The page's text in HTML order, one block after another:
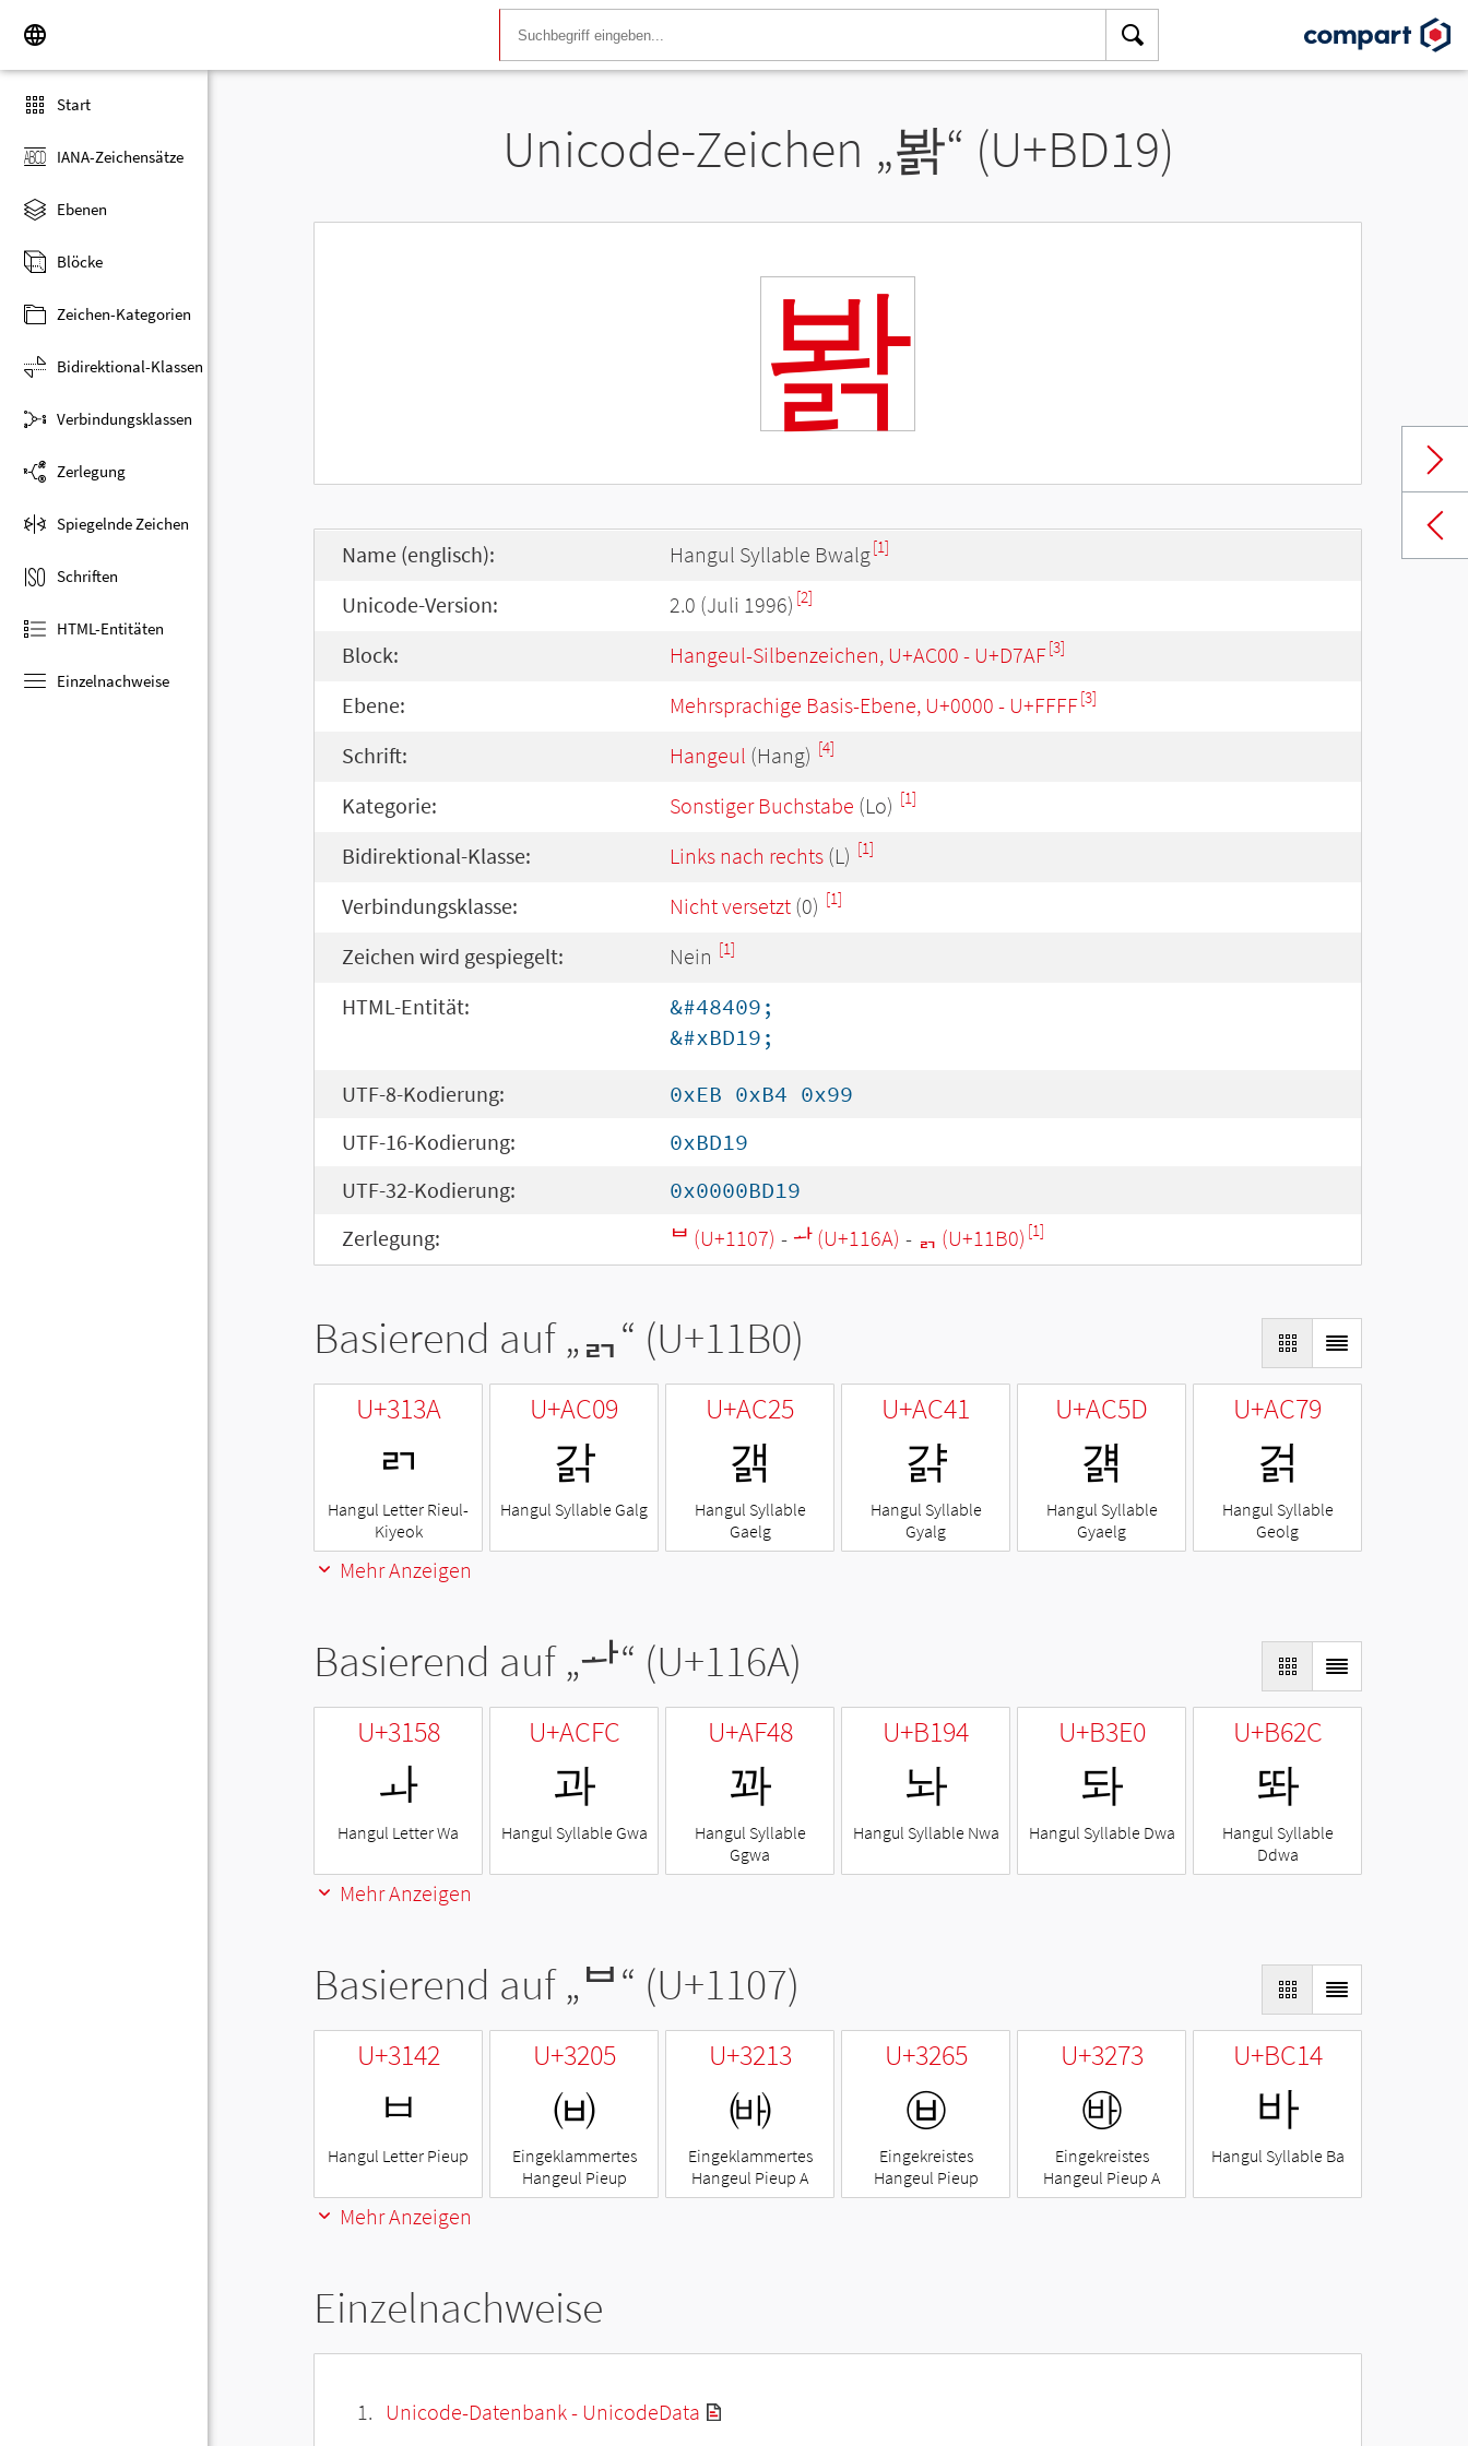
Start
IANA-Zeichensätze
Ebenen
Blöcke
Zeichen-Kategorien
Bidirektional-Klassen
Verbindungsklassen
Zerlegung
Spiegelnde Zeichen
Schriften
HTML-Entitäten
Einzelnachweise
Unicode-Zeichen „봙“ (U+BD19)
봙
Name (englisch): Hangul Syllable Bwalg[1]
Unicode-Version: 2.0 (Juli 1996) [2]
Block: Hangeul-Silbenzeichen, U+AC00 - U+D7AF[3]
Ebene: Mehrsprachige Basis-Ebene, U+0000 - U+FFFF[3]
Schrift: Hangeul (Hang) [4]
Kategorie: Sonstiger Buchstabe (Lo) [1]
Bidirektional-Klasse: Links nach rechts (L) [1]
Verbindungsklasse: Nicht versetzt (0) [1]
Zeichen wird gespiegelt: Nein [1]
HTML-Entität:
&#48409;
&#xBD19;
UTF-8-Kodierung:
0xEB 0xB4 0x99
UTF-16-Kodierung:
0xBD19
UTF-32-Kodierung:
0x0000BD19
Zerlegung:
ᄇ (U+1107) - ᅪ (U+116A) - ᆰ (U+11B0) [1]
Basierend auf „ᆰ“ (U+11B0)
U+313A
ㄺ
Hangul Letter Rieul-
Kiyeok
U+AC09
갉
Hangul Syllable Galg
U+AC25
갥
Hangul Syllable
Gaelg
U+AC41
걁
Hangul Syllable
Gyalg
U+AC5D
걝
Hangul Syllable
Gyaelg
U+AC79
걹
Hangul Syllable
Geolg
Mehr Anzeigen
Basierend auf „ᅪ“ (U+116A)
U+3158
ㅘ
Hangul Letter Wa
U+ACFC
과
Hangul Syllable Gwa
U+AF48
꽈
Hangul Syllable
Ggwa
U+B194
놔
Hangul Syllable Nwa
U+B3E0
돠
Hangul Syllable Dwa
U+B62C
똬
Hangul Syllable
Ddwa
Mehr Anzeigen
Basierend auf „ᄇ“ (U+1107)
U+3142
ㅂ
Hangul Letter Pieup
U+3205
㈅
Eingeklammertes
Hangeul Pieup
U+3213
㈓
Eingeklammertes
Hangeul Pieup A
U+3265
㉥
Eingekreistes
Hangeul Pieup
U+3273
㉳
Eingekreistes
Hangeul Pieup A
U+BC14
바
Hangul Syllable Ba
Mehr Anzeigen
Einzelnachweise
Unicode-Datenbank - UnicodeData